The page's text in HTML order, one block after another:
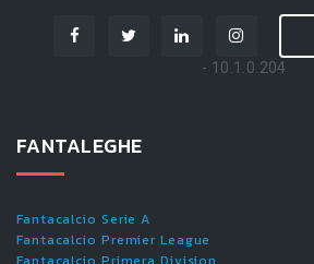
- 10.1.0.204
FANTALEGHE
Fantacalcio Serie A
Fantacalcio Premier League